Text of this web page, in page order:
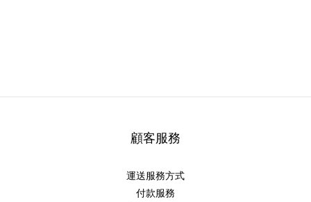
顧客服務
運送服務方式
付款服務